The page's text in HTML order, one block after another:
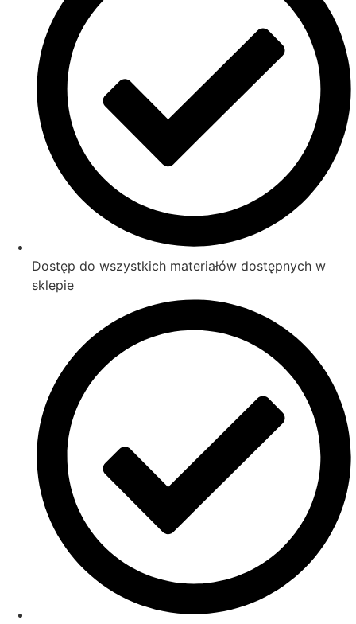
Dostęp do wszystkich materiałów dostępnych w
sklepie